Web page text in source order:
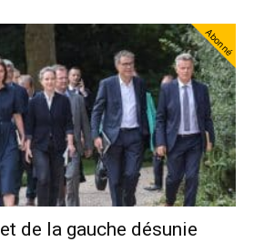
Abonné
de la gauche désunie